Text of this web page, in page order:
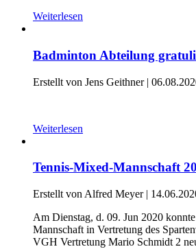
Weiterlesen
Badminton Abteilung
Erstellt von Jens Geithner |
Weiterlesen
Tennis-Mixed-Mannschaft
Erstellt von Alfred Meyer |
Am Dienstag, d. 09. Jun 2020
Mannschaft in Vertretung des
VGH Vertretung Mario Schmidt 2